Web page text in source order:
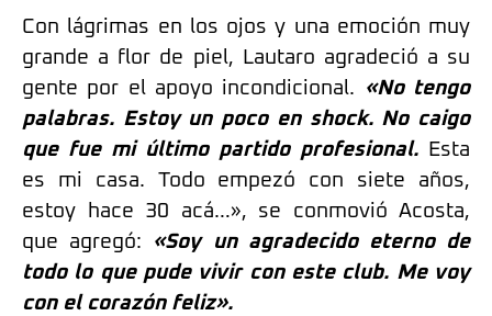
Con lágrimas en los ojos y una emoción muy
grande a flor de piel, Lautaro agradeció a su
gente por el apoyo incondicional.
«No tengo
palabras. Estoy un poco en shock. No caigo
que fue mi último partido profesional.
Esta
es mi casa. Todo empezó con siete años,
estoy hace 30 acá…», se conmovió Acosta,
que agregó: «Soy un agradecido eterno de
todo lo que pude vivir con este club. Me voy
con el corazón feliz».